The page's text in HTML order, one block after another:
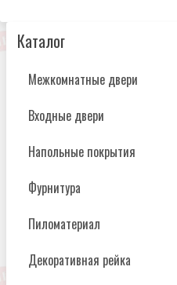
Каталог
Межкомнатные двери
Входные двери
Напольные покрытия
Фурнитура
Пиломатериал
Декоративная рейка